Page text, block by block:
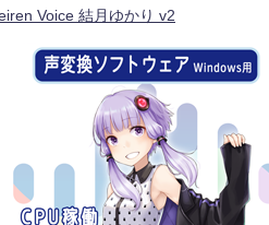
Voice 結月ゆかり v2